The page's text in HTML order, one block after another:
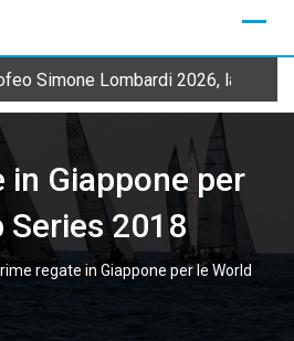
Simone Lombardi 2026, la
in Giappone per
Series 2018
regate in Giappone per le World